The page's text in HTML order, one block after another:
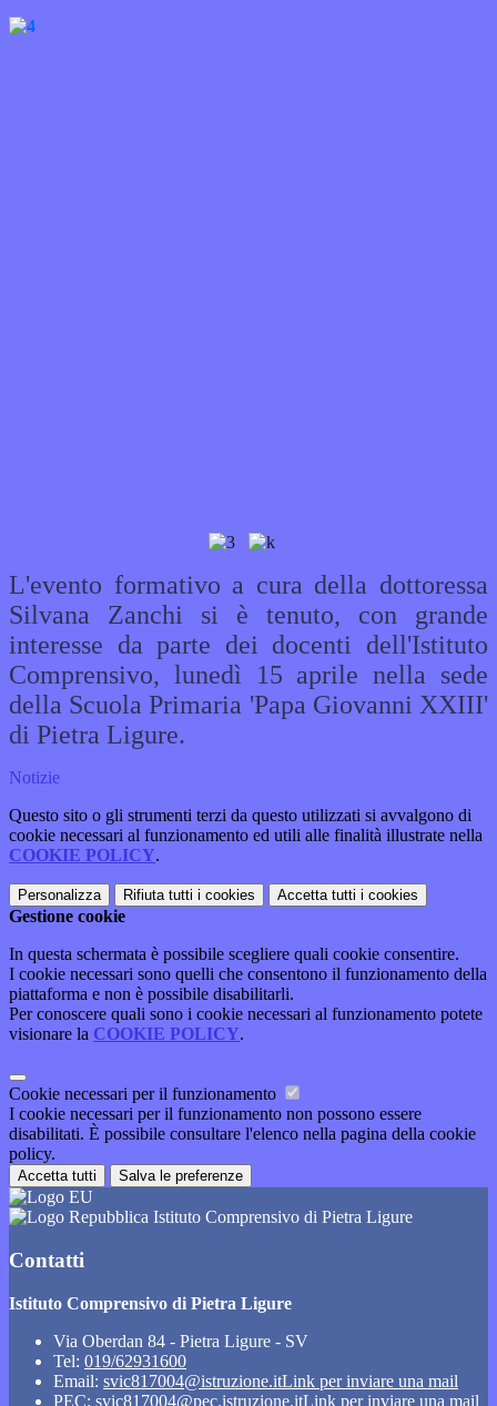
L'evento formativo a cura della dottoressa
Silvana Zanchi si è tenuto, con grande
interesse da parte dei docenti dell'Istituto
Comprensivo, lunedì 15 aprile nella sede
della Scuola Primaria 'Papa Giovanni XXIII'
di Pietra Ligure.
Notizie
Questo sito o gli strumenti terzi da questo utilizzati si avvalgono di
cookie necessari al funzionamento ed utili alle finalità illustrate nella
COOKIE POLICY.
Personalizza Rifiuta tutti i cookies Accetta tutti i cookies
Gestione cookie
In questa schermata è possibile scegliere quali cookie consentire.
I cookie necessari sono quelli che consentono il funzionamento della
piattaforma e non è possibile disabilitarli.
Per conoscere quali sono i cookie necessari al funzionamento potete
visionare la COOKIE POLICY.
Cookie necessari per il funzionamento
I cookie necessari per il funzionamento non possono essere
disabilitati. È possibile consultare l'elenco nella pagina della cookie
policy.
Accetta tutti Salva le preferenze
Istituto Comprensivo di Pietra Ligure
Contatti
Istituto Comprensivo di Pietra Ligure
Via Oberdan 84 - Pietra Ligure - SV
Tel: 019/62931600
Email: svic817004@istruzione.itLink per inviare una mail
PEC: svic817004@pec.istruzione.itLink per inviare una mail